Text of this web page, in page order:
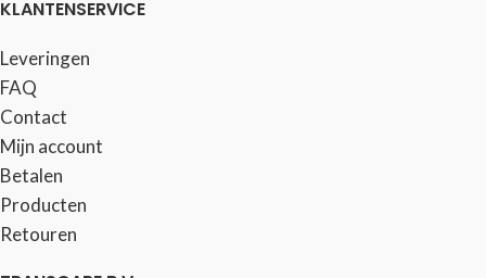
KLANTENSERVICE
Leveringen
FAQ
Contact
Mijn account
Betalen
Producten
Retouren